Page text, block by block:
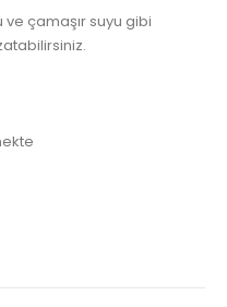
çamaşır suyu gibi